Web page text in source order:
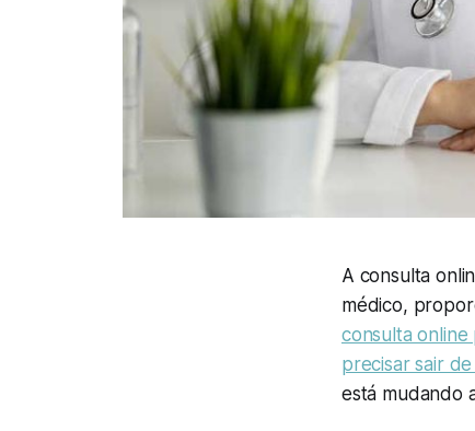
A consulta
médico,
consulta online
precisar sair de
está mudando